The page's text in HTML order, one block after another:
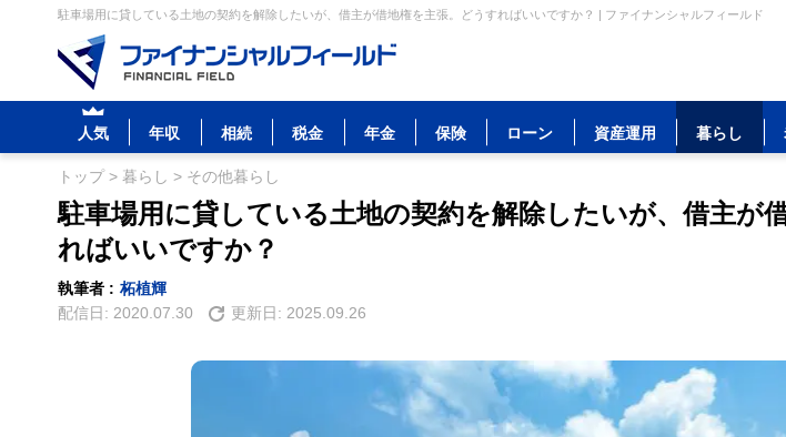
駐車場用に貸している土地の契約を解除したいが、借主が借地権を主張。どうすればいいですか？ | ファイナンシャルフィールド
人気 年収 相続 税金 年金 保険 ローン 資産運用 暮らし
トップ> 暮らし > その他暮らし
駐車場用に貸している土地の契約を解除したいが、借主が
ればいいですか？
執筆者 : 柘植輝
配信日: 2020.07.30 更新日: 2025.09.26